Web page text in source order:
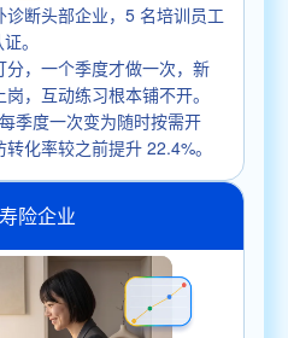
断头部企业，5 名培训员工
。
，一个季度才做一次，新
，互动练习根本铺不开。
季度一次变为随时按需开
化率较之前提升 22.4%。
险企业